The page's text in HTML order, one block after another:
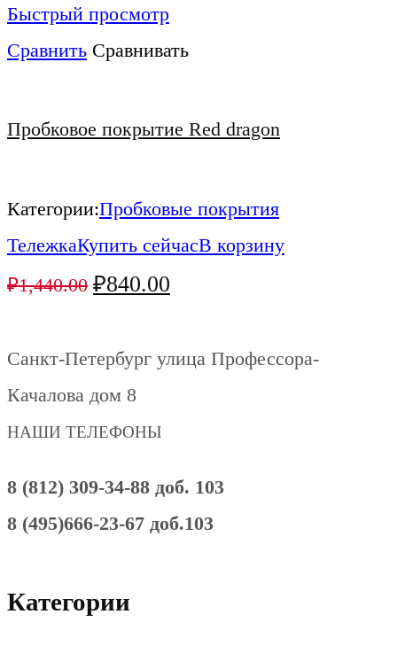
Быстрый просмотр
Сравнить Сравнивать
Пробковое покрытие Red dragon
Категории:Пробковые покрытия
ТележкаКупить сейчасВ корзину
₽1,440.00 ₽840.00
Санкт-Петербург улица Профессора-
Качалова дом 8
НАШИ ТЕЛЕФОНЫ
8 (812) 309-34-88 доб. 103
8 (495)666-23-67 доб.103
Категории